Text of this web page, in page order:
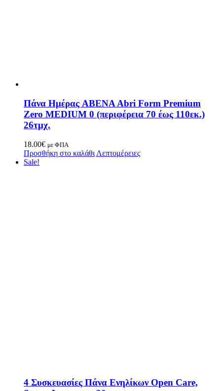
Πάνα Ημέρας ABENA Abri Form Premium
Zero MEDIUM 0 (περιφέρεια 70 έως 110εκ.)
26τμχ.
18.00€ με ΦΠΑ
Προσθήκη στο καλάθι Λεπτομέρειες
Sale!
4 Συσκευασίες Πάνα Ενηλίκων Open Care,